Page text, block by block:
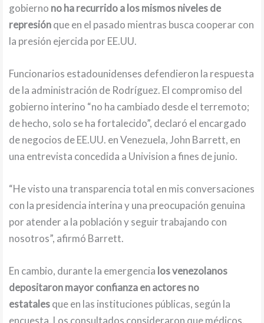
gobierno no ha recurrido a los mismos niveles de
represiónque en el pasado mientras busca cooperar con
la presión ejercida por EE.UU.
Funcionarios estadounidenses defendieron la respuesta
de la administración de Rodríguez. El compromiso del
gobierno interino “no ha cambiado desde el terremoto;
de hecho, solo se ha fortalecido”, declaró el encargado
de negocios de EE.UU. en Venezuela, John Barrett, en
una entrevista concedida a Univision a fines de junio.
“He visto una transparencia total en mis conversaciones
con la presidencia interina y una preocupación genuina
por atender a la población y seguir trabajando con
nosotros”, afirmó Barrett.
En cambio, durante la emergencia los venezolanos
depositaron mayor confianza en actores no
estatalesque en las instituciones públicas, según la